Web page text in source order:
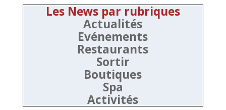
Les News par rubriques
Actualités
Evénements
Restaurants
Sortir
Boutiques
Spa
Activités